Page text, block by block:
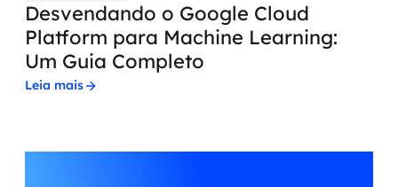
Desvendando o Google Cloud
Platform para Machine Learning:
Um Guia Completo
Leia mais